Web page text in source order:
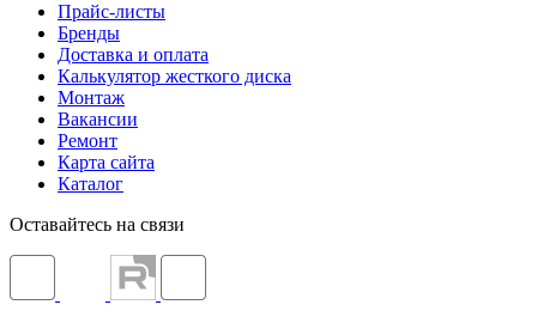
Прайс-листы
Бренды
Доставка и оплата
Калькулятор жесткого диска
Монтаж
Вакансии
Ремонт
Карта сайта
Каталог
Оставайтесь на связи